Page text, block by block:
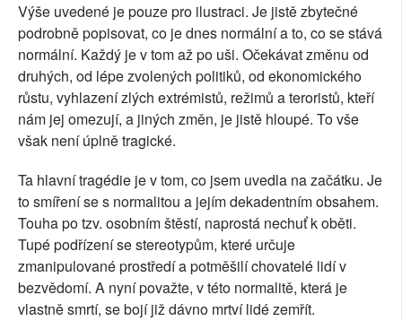
Výše uvedené je pouze pro ilustraci. Je jistě zbytečné
podrobně popisovat, co je dnes normální a to, co se stává
normální. Každý je v tom až po uši. Očekávat změnu od
druhých, od lépe zvolených politiků, od ekonomického
růstu, vyhlazení zlých extrémistů, režimů a teroristů, kteří
nám jej omezují, a jiných změn, je jistě hloupé. To vše
však není úplně tragické.
Ta hlavní tragédie je v tom, co jsem uvedla na začátku. Je
to smíření se s normalitou a jejím dekadentním obsahem.
Touha po tzv. osobním štěstí, naprostá nechuť k oběti.
Tupé podřízení se stereotypům, které určuje
zmanipulované prostředí a potměšilí chovatelé lidí v
bezvědomí. A nyní považte, v této normalitě, která je
vlastně smrtí, se bojí již dávno mrtví lidé zemřít.